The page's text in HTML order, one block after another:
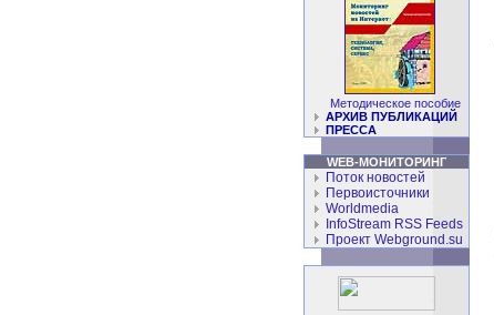
Методическое пособие
АРХИВ ПУБЛИКАЦИЙ
ПРЕССA
WEB-МОНИТОРИНГ
Поток новостей
Первоисточники
Worldmedia
InfoStream RSS Feeds
Проект Webground.su